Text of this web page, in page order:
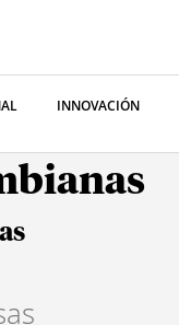
INNOVACIÓN